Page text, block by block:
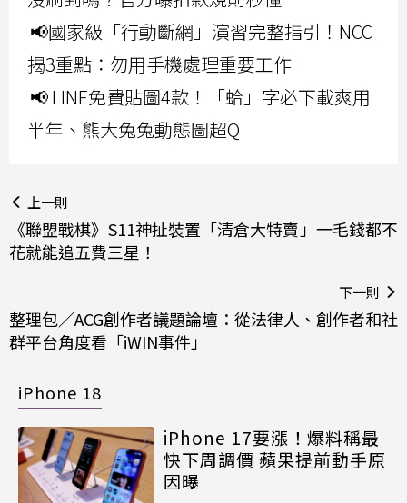
📢國家級「行動斷網」演習完整指引！NCC
揭3重點：勿用手機處理重要工作
📢 LINE免費貼圖4款！「蛤」字必下載爽用
半年、熊大兔兔動態圖超Q
上一則
《聯盟戰棋》S11神扯裝置「清倉大特賣」一毛錢都不
花就能追五費三星！
下一則
整理包／ACG創作者議題論壇：從法律人、創作者和社
群平台角度看「iWIN事件」
iPhone 18
iPhone 17要漲！爆料稱最
快下周調價 蘋果提前動手原
因曝